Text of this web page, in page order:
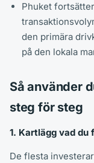
Phuket
den primära
på den lokala
Så använder
steg för steg
1. Kartlägg vad
De flesta